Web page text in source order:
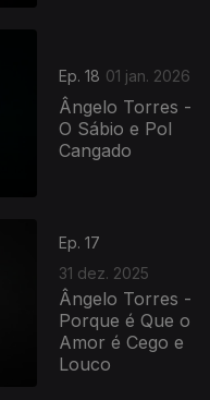
Ep. 18 01 jan. 2026
Ângelo Torres -
O Sábio e Pol
Cangado
Ep. 17
31 dez. 2025
Ângelo Torres -
Porque é Que o
Amor é Cego e
Louco